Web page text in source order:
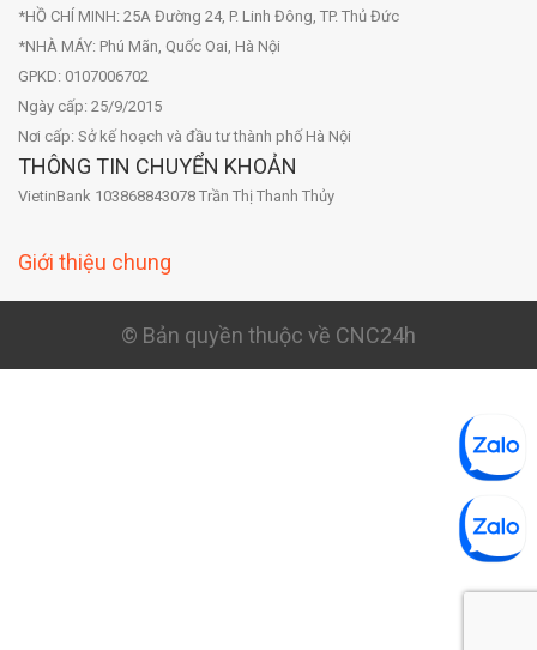
*HỒ CHÍ MINH: 25A Đường 24, P. Linh Đông, TP. Thủ Đức
*NHÀ MÁY: Phú Mãn, Quốc Oai, Hà Nội
GPKD: 0107006702
Ngày cấp: 25/9/2015
Nơi cấp: Sở kế hoạch và đầu tư thành phố Hà Nội
THÔNG TIN CHUYỂN KHOẢN
VietinBank 103868843078 Trần Thị Thanh Thủy
Giới thiệu chung
© Bản quyền thuộc về CNC24h